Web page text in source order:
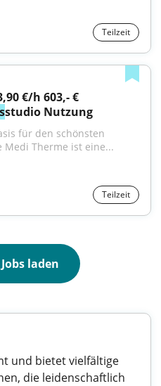
Teilzeit
€/h 603,- €
studio Nutzung
für den schönsten
Medi Therme ist eine...
Teilzeit
laden
und bietet vielfältige
die leidenschaftlich